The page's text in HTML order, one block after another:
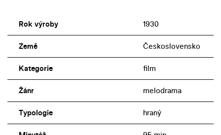
Rok výroby 1930
Země Československo
Kategorie film
Žánr melodrama
Typologie hraný